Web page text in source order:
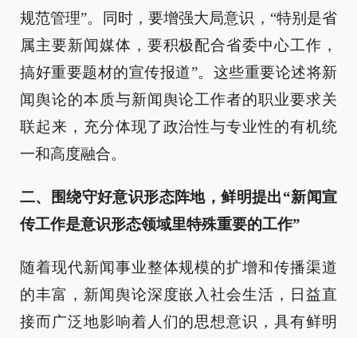
规范管理”。同时，要增强大局意识，“特别是省
属主要新闻媒体，要积极配合省委中心工作，
搞好重要题材的宣传报道”。这些重要论述将新
闻舆论的本质与新闻舆论工作者的职业要求关
联起来，充分体现了政治性与专业性的有机统
一和高度融合。
二、围绕守好意识形态阵地，鲜明提出“新闻宣
传工作是意识形态领域里特殊重要的工作”
随着现代新闻事业整体规模的扩增和传播渠道
的丰富，新闻舆论深度嵌入社会生活，日益直
接而广泛地影响着人们的思想意识，具有鲜明